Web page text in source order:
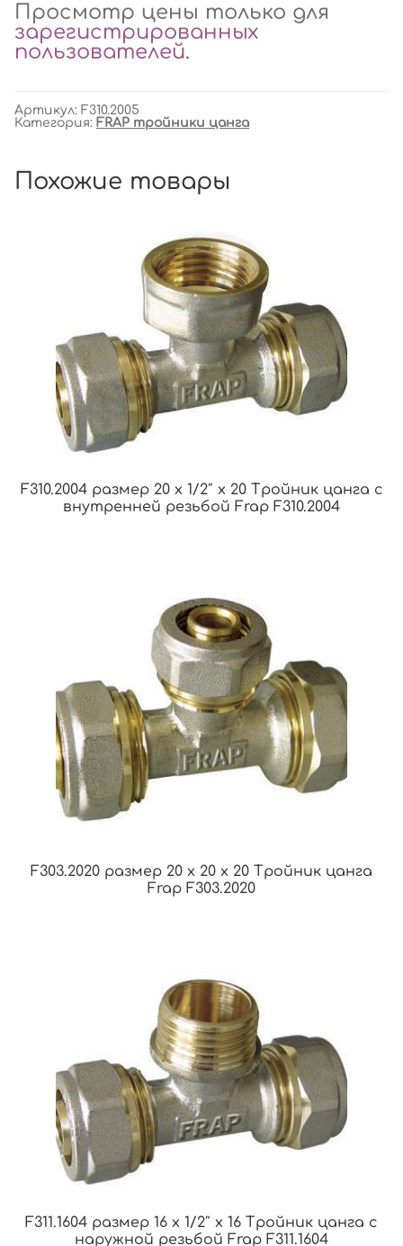
Просмотр цены только для
зарегистрированных
пользователей.
Артикул: F310.2005
Категория: FRAP тройники цанга
Похожие товары
F310.2004 размер 20 x 1/2″ x 20 Тройник цанга с
внутренней резьбой Frap F310.2004
F303.2020 размер 20 x 20 x 20 Тройник цанга
Frap F303.2020
F311.1604 размер 16 x 1/2″ x 16 Тройник цанга с
наружной резьбой Frap F311.1604